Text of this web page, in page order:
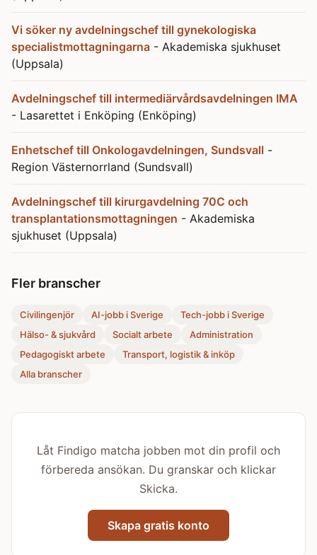
Vi söker ny avdelningschef till gynekologiska
specialistmottagningarna - Akademiska sjukhuset
(Uppsala)
Avdelningschef till intermediärvårdsavdelningen IMA
- Lasarettet i Enköping (Enköping)
Enhetschef till Onkologavdelningen, Sundsvall -
Region Västernorrland (Sundsvall)
Avdelningschef till kirurgavdelning 70C och
transplantationsmottagningen - Akademiska
sjukhuset (Uppsala)
Fler branscher
Civilingenjör AI-jobb i Sverige
Tech-jobb i Sverige
Hälso- & sjukvård
Socialt arbete
Administration
Pedagogiskt arbete
Transport, logistik & inköp
Alla branscher
Låt Findigo matcha jobben mot din profil och
förbereda ansökan. Du granskar och klickar
Skicka.
Skapa gratis konto